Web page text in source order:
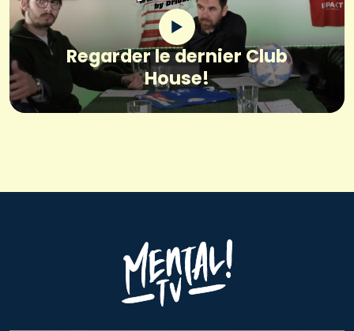
Regarder le dernier Club
House!